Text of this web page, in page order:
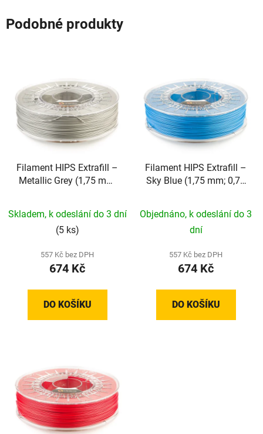
Podobné produkty
Filament HIPS Extrafill –
Metallic Grey (1,75 mm;
Skladem, k odeslání do 3 dní
(5 ks)
557 Kč bez DPH
674 Kč
DO KOŠÍKU
Filament HIPS Extrafill –
Sky Blue (1,75 mm; 0,75
Objednáno, k odeslání do 3
dní
557 Kč bez DPH
674 Kč
DO KOŠÍKU